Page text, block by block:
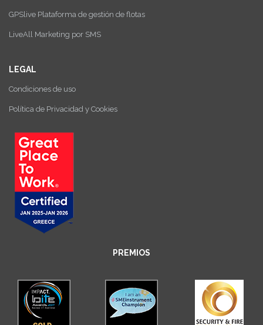
GPSlive Plataforma de gestión de flotas
LiveAll Marketing por SMS
LEGAL
Condiciones de uso
Política de Privacidad y Cookies
PREMIOS